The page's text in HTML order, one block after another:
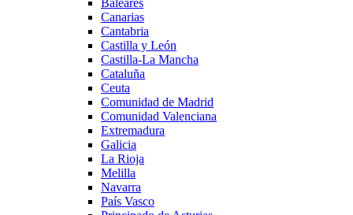
Canarias
Cantabria
Castilla y León
Castilla-La Mancha
Cataluña
Ceuta
Comunidad de Madrid
Comunidad Valenciana
Extremadura
Galicia
La Rioja
Melilla
Navarra
País Vasco